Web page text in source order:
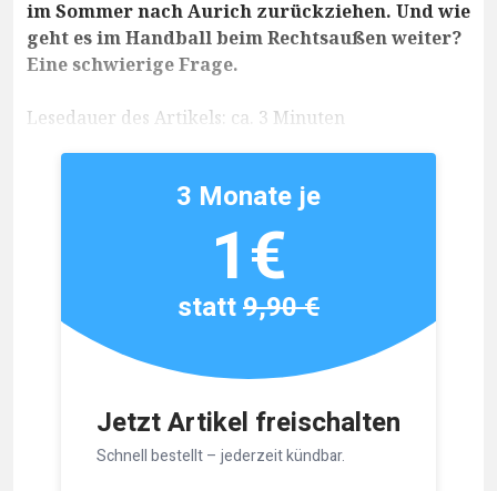
im Sommer nach Aurich zurückziehen. Und wie
geht es im Handball beim Rechtsaußen weiter?
Eine schwierige Frage.
Lesedauer des Artikels: ca. 3 Minuten
Jetzt Artikel freischalten
Schnell bestellt – jederzeit kündbar.
3 Monate je
1€
statt9,90 €